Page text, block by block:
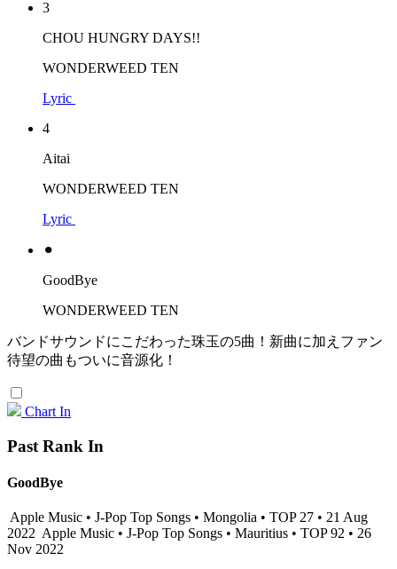
3
CHOU HUNGRY DAYS!!
WONDERWEED TEN
Lyric
4
Aitai
WONDERWEED TEN
Lyric
⚫︎
GoodBye
WONDERWEED TEN
バンドサウンドにこだわった珠玉の5曲！新曲に加えファン
待望の曲もついに音源化！
Chart In
Past Rank In
GoodBye
Apple Music • J-Pop Top Songs • Mongolia • TOP 27 • 21 Aug
2022 Apple Music • J-Pop Top Songs • Mauritius • TOP 92 • 26
Nov 2022